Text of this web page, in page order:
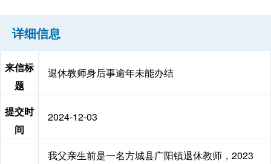
详细信息
来信标
题
退休教师身后事逾年未能办结
提交时
间
2024-12-03
我父亲生前是一名方城县广阳镇退休教师，2023